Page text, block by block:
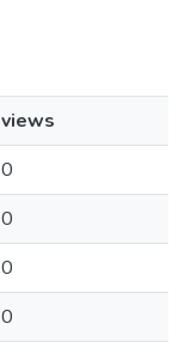
views
0
0
0
0